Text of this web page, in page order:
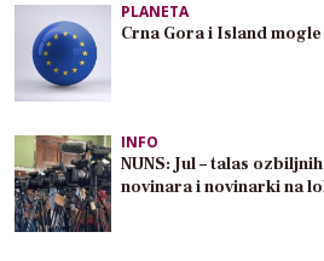
PLANETA
Crna Gora i Island
INFO
NUNS: Jul – talas
novinara i novinarki na